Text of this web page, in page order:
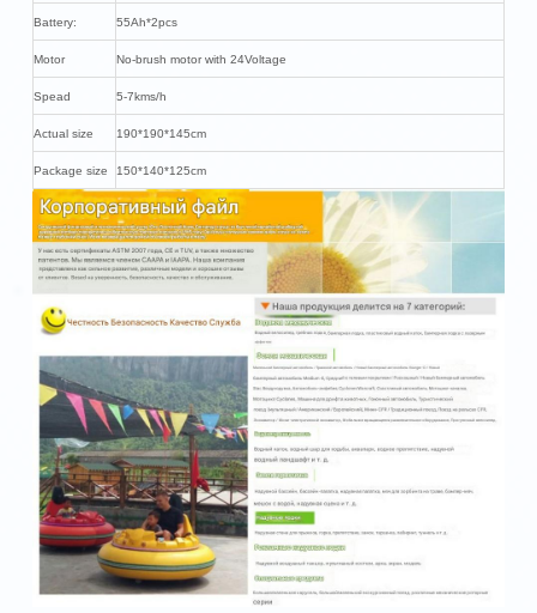
Battery: 55Ah*2pcs
Motor No-brush motor with 24Voltage
Spead 5-7kms/h
Actual size 190*190*145cm
Package size 150*140*125cm